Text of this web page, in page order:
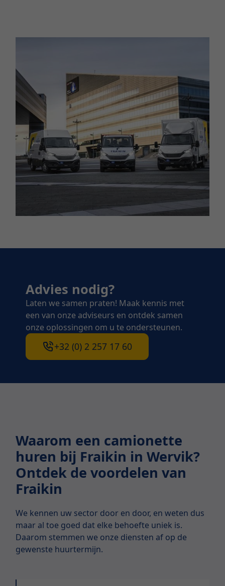
Advies nodig?
Laten we samen praten! Maak kennis met
een van onze adviseurs en ontdek samen
onze oplossingen om u te ondersteunen.
+32 (0) 2 257 17 60
Waarom een camionette
huren bij Fraikin in Wervik?
Ontdek de voordelen van
Fraikin
We kennen uw sector door en door, en weten dus
maar al toe goed dat elke behoefte uniek is.
Daarom stemmen we onze diensten af op de
gewenste huurtermijn.